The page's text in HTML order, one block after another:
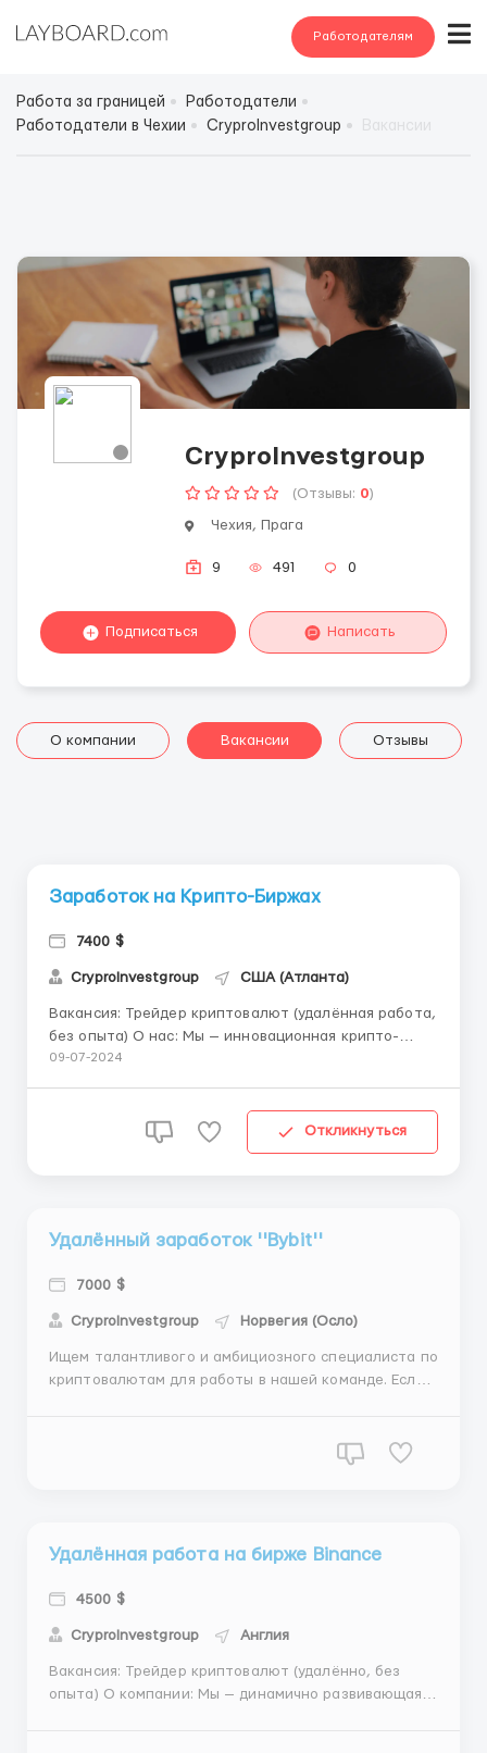
Работодателям
Работа за границей
Работодатели
Работодатели в Чехии
CryproInvestgroup
CryproInvestgroup
(Отзывы: 0)
Чехия, Прага
9 491 0
Подписаться Написать
О компании Вакансии Отзывы
Заработок на Крипто-Биржах
7400 $
CryproInvestgroup США (Атланта)
Вакансия: Трейдер криптовалют (удалённая работа,
без опыта) О нас: Мы — инновационная крипто-
компания, специализирующаяся на торговле
клиентам благодаря эффективным торговым
09-07-2024
Откликнуться
Удалённый заработок ''Bybit''
7000 $
CryproInvestgroup Норвегия (Осло)
Ищем талантливого и амбициозного специалиста по
криптовалютам для работы в нашей команде. Если
обучаться новым навыкам, то эта вакансия для вас!
Удалённая работа на бирже Binance
4500 $
CryproInvestgroup Англия
Вакансия: Трейдер криптовалют (удалённо, без
опыта) О компании: Мы — динамично развивающаяся